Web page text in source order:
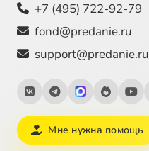
+7 (495) 722-92-79
fond@predanie.ru
support@predanie.ru
Мне нужна помощь